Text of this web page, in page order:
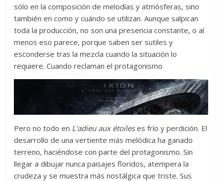
sólo en la composición de melodías y atmósferas, sino
también en como y cuándo se utilizan. Aunque salpican
toda la producción, no son una presencia constante, o al
menos eso parece, porque saben ser sutiles y
esconderse tras la mezcla cuando la situación lo
requiere. Cuando reclaman el protagonismo
Pero no todo en L’adieu aux étoileses frío y perdición. El
desarrollo de una vertiente más melódica ha ganado
terreno, haciéndose con parte del protagonismo. Sin
llegar a dibujar nunca paisajes floridos, atempera la
crudeza y se muestra más nostálgica que triste. Sus